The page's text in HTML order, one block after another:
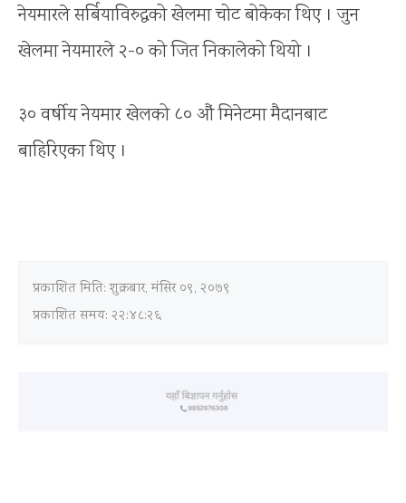
नेयमारले सर्बियाविरुद्धको खेलमा चोट बोकेका थिए । जुन
खेलमा नेयमारले २-० को जित निकालेको थियो ।
३० वर्षीय नेयमार खेलको ८० औं मिनेटमा मैदानबाट
बाहिरिएका थिए ।
प्रकाशित मिति:शुक्रबार, मंसिर ०९, २०७९
प्रकाशित समय: २२:४८:२६